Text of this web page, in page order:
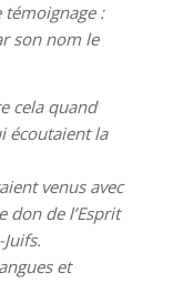
:
son nom le
cela quand
écoutaient la
venus avec
don de l’Esprit
et